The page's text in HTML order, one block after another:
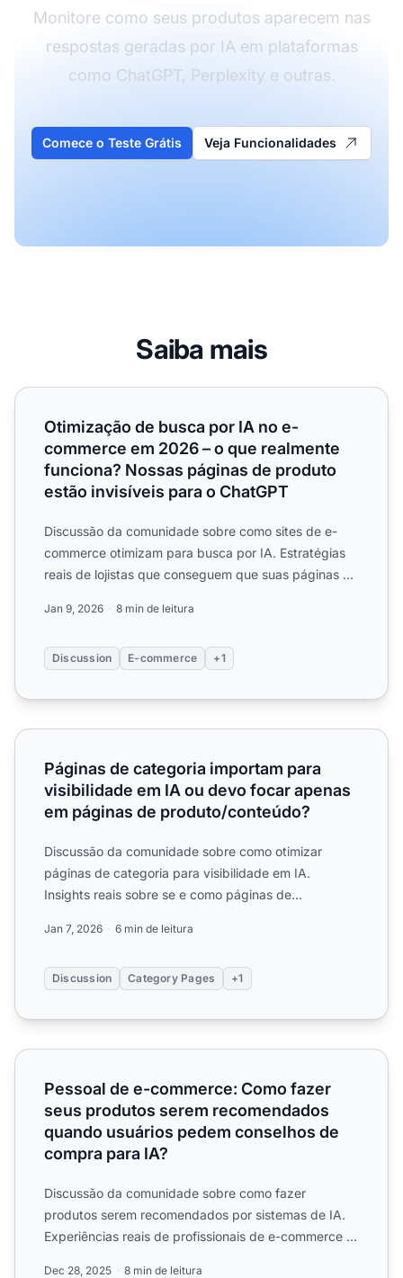
Monitore como seus produtos aparecem nas
respostas geradas por IA em plataformas
como ChatGPT, Perplexity e outras.
Comece o Teste Grátis Veja Funcionalidades
Saiba mais
Otimização de busca por IA no e-commerce em 2026 –
Otimização de busca por IA no e-
commerce em 2026 – o que realmente
funciona? Nossas páginas de produto
estão invisíveis para o ChatGPT
Discussão da comunidade sobre como sites de e-
commerce otimizam para busca por IA. Estratégias
reais de lojistas que conseguem que suas páginas de
Jan 9, 2026 8 min de leitura
Discussion E-commerce +1
Páginas de categoria importam para visibilidade em IA
Páginas de categoria importam para
visibilidade em IA ou devo focar apenas
em páginas de produto/conteúdo?
Discussão da comunidade sobre como otimizar
páginas de categoria para visibilidade em IA.
Insights reais sobre se e como páginas de
Jan 7, 2026 6 min de leitura
Discussion Category Pages +1
Pessoal de e-commerce: Como fazer seus produtos
Pessoal de e-commerce: Como fazer
seus produtos serem recomendados
quando usuários pedem conselhos de
compra para IA?
Discussão da comunidade sobre como fazer
produtos serem recomendados por sistemas de IA.
Experiências reais de profissionais de e-commerce e
Dec 28, 2025 8 min de leitura